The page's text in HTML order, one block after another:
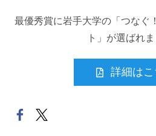
最優秀賞に岩手大学の「つなぐ
ト」が選ばれま
詳細はこ